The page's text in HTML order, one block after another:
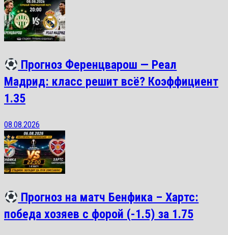
Прогноз Ференцварош — Реал
Мадрид: класс решит всё? Коэффициент
1.35
08.08.2026
Прогноз на матч Бенфика – Хартс:
победа хозяев с форой (-1.5) за 1.75